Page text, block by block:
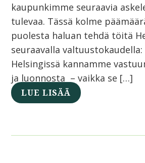
kaupunkimme seuraavia
tulevaa. Tässä kolme
puolesta haluan tehdä töitä
seuraavalla valtuustokaudella:
Helsingissä kannamme
ja luonnosta – vaikka se […]
LUE LISÄÄ